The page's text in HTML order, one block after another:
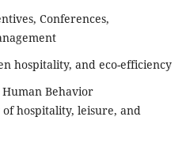
Conferences,
hospitality, and eco-efficiency
Human Behavior
hospitality, leisure, and